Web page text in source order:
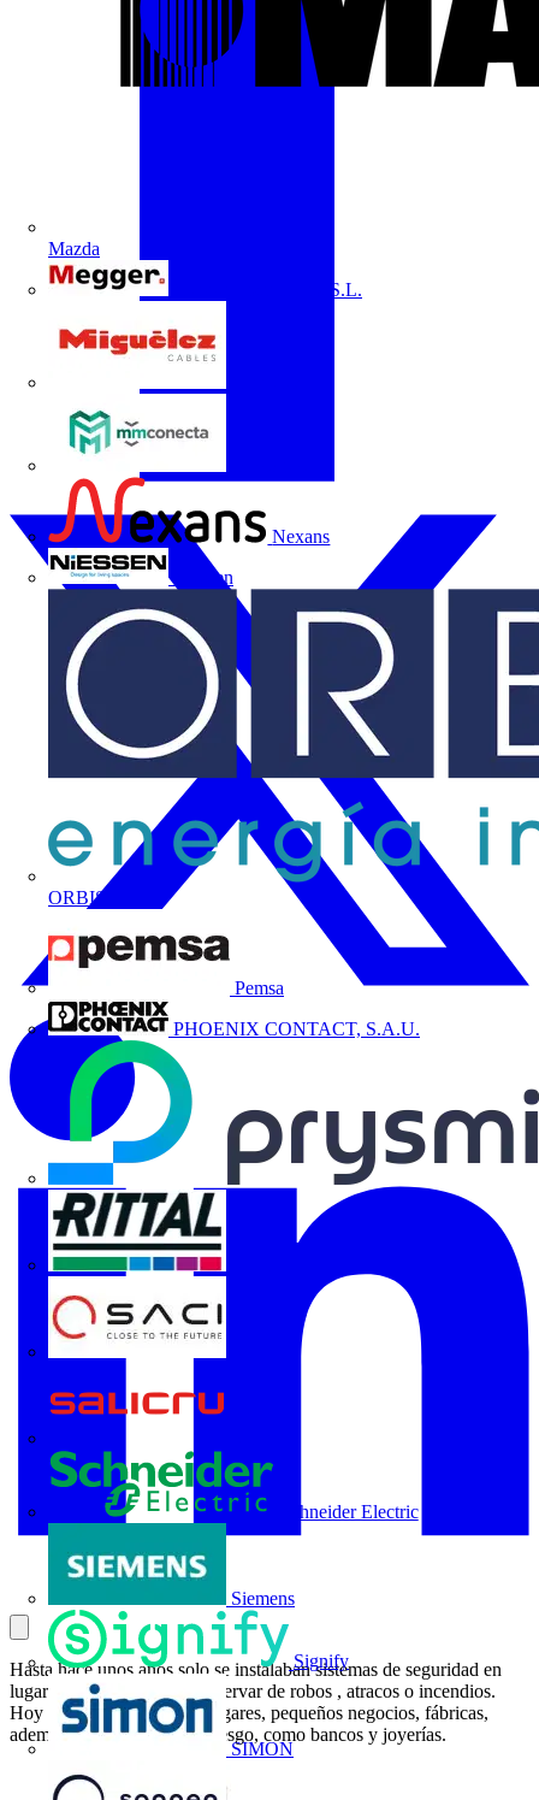
Mazda
Megger Instruments S.L.
Nexans
Niessen
ORBIS
Pemsa
PHOENIX CONTACT, S.A.U.
Schneider Electric
Siemens
Signify
SIMON
Hasta hace unos años solo se instalaban sistemas de seguridad en
lugares concretos, parta preservar de robos , atracos o incendios.
Hoy en día se utilizan en hogares, pequeños negocios, fábricas,
además de lugares de alto riesgo, como bancos y joyerías.